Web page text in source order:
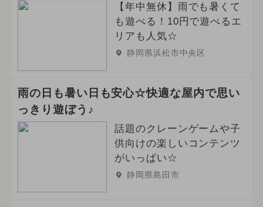
【年中無休】雨でも暑くて
も遊べる！10円で遊べるエ
リアも人気☆
静岡県浜松市中央区
雨の日も暑い日も安心☆快適な屋内で思い
っきり遊ぼう♪
話題のクレーンゲームや子
供向けの楽しいコンテンツ
がいっぱい☆
静岡県島田市